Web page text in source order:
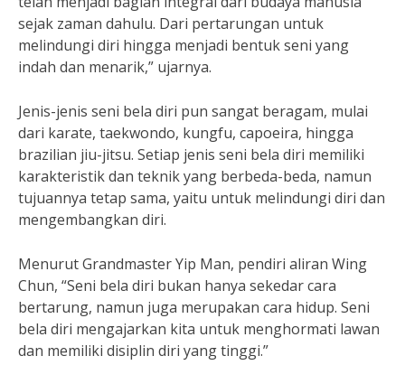
sejak zaman dahulu. Dari pertarungan untuk
melindungi diri hingga menjadi bentuk seni yang
indah dan menarik,” ujarnya.
Jenis-jenis seni bela diri pun sangat beragam, mulai
dari karate, taekwondo, kungfu, capoeira, hingga
brazilian jiu-jitsu. Setiap jenis seni bela diri memiliki
karakteristik dan teknik yang berbeda-beda, namun
tujuannya tetap sama, yaitu untuk melindungi diri dan
mengembangkan diri.
Menurut Grandmaster Yip Man, pendiri aliran Wing
Chun, “Seni bela diri bukan hanya sekedar cara
bertarung, namun juga merupakan cara hidup. Seni
bela diri mengajarkan kita untuk menghormati lawan
dan memiliki disiplin diri yang tinggi.”